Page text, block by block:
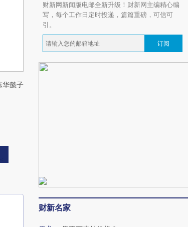
华懿子
财新网新闻版电邮全新升级！财新网主编精心编
写，每个工作日定时投递，篇篇重磅，可信可
引。
订阅
财新名家